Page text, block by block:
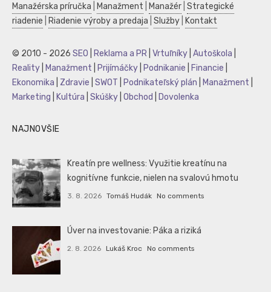
Manažérska príručka Manažment Manažér Strategické
riadenie
Riadenie výroby a predaja Služby Kontakt
© 2010 - 2026 SEO Reklama a PR Vrtuľníky Autoškola
Reality
Manažment Prijímáčky Podnikanie Financie
Ekonomika
Zdravie SWOT Podnikateľský plán Manažment
Marketing
Kultúra Skúšky Obchod Dovolenka
NAJNOVŠIE
Kreatín pre wellness: Využitie kreatínu na
kognitívne funkcie, nielen na svalovú hmotu
3. 8. 2026 Tomáš Hudák No comments
Úver na investovanie: Páka a riziká
2. 8. 2026 Lukáš Kroc No comments